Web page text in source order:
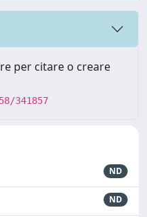
per citare o creare
341857
ND
ND